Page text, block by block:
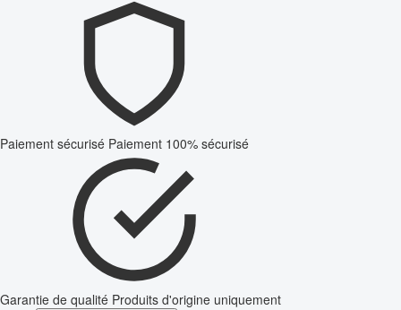
Paiement sécurisé Paiement 100% sécurisé
Garantie de qualité Produits d'origine uniquement